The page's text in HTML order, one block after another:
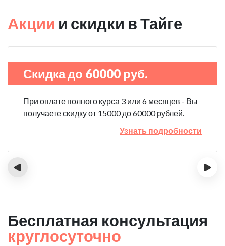
Акции и скидки в Тайге
Скидка до 60000 руб.
При оплате полного курса 3 или 6 месяцев - Вы
получаете скидку от 15000 до 60000 рублей.
Узнать подробности
‹ ›
Бесплатная консультация
круглосуточно